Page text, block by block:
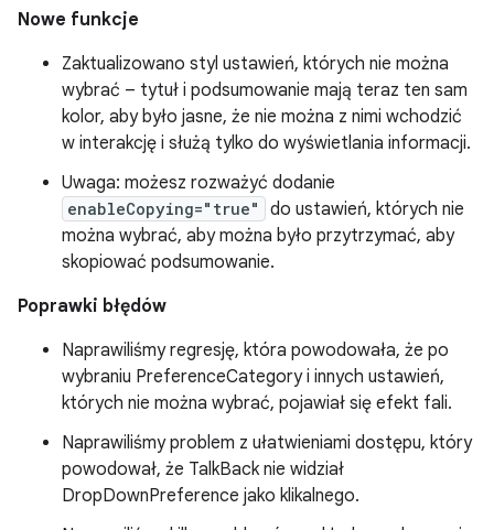
Nowe funkcje
Zaktualizowano styl ustawień, których nie można
wybrać – tytuł i podsumowanie mają teraz ten sam
kolor, aby było jasne, że nie można z nimi wchodzić
w interakcję i służą tylko do wyświetlania informacji.
Uwaga: możesz rozważyć dodanie
enableCopying="true"
do ustawień, których nie
można wybrać, aby można było przytrzymać, aby
skopiować podsumowanie.
Poprawki błędów
Naprawiliśmy regresję, która powodowała, że po
wybraniu PreferenceCategory i innych ustawień,
których nie można wybrać, pojawiał się efekt fali.
Naprawiliśmy problem z ułatwieniami dostępu, który
powodował, że TalkBack nie widział
DropDownPreference jako klikalnego.